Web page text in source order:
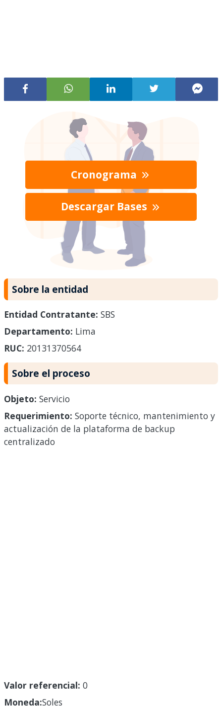
Cronograma
Descargar Bases
Sobre la entidad
Entidad Contratante: SBS
Departamento: Lima
RUC: 20131370564
Sobre el proceso
Objeto: Servicio
Requerimiento: Soporte técnico, mantenimiento y
actualización de la plataforma de backup
centralizado
Valor referencial: 0
Moneda:Soles